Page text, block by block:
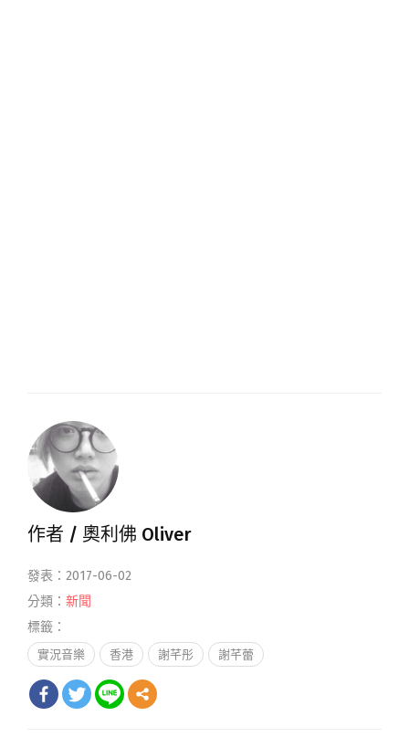
作者 / 奧利佛 Oliver
發表：2017-06-02
分類： 新聞
標籤：
實況音樂 香港 謝芊彤 謝芊蕾